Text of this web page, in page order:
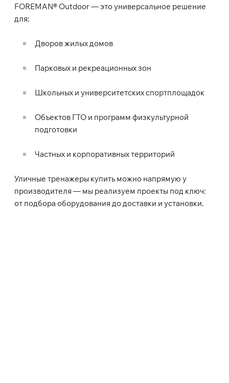
FOREMAN® Outdoor — это универсальное решение
для:
Дворов жилых домов
Парковых и рекреационных зон
Школьных и университетских спортплощадок
Объектов ГТО и программ физкультурной
подготовки
Частных и корпоративных территорий
Уличные тренажеры купить можно напрямую у
производителя — мы реализуем проекты под ключ:
от подбора оборудования до доставки и установки.